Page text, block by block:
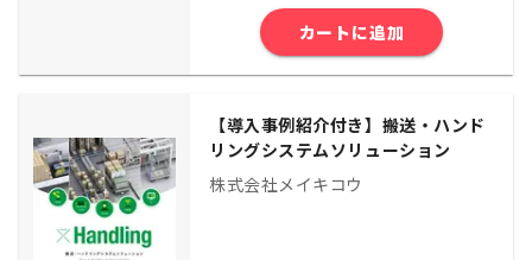
カートに追加
【導入事例紹介付き】搬送・ハンド
リングシステムソリューション
株式会社メイキコウ